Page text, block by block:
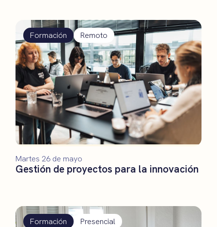
Formación Remoto
Gestión de proyectos para la innovación
Martes 26 de mayo
Formación Presencial